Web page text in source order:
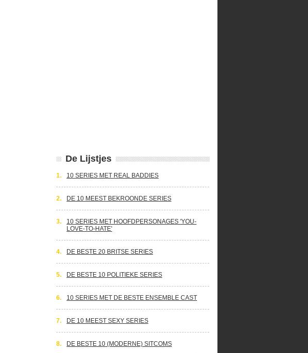
De Lijstjes
1. 10 SERIES MET REAL BADDIES
2. DE 10 MEEST BEKROONDE SERIES
3.
10 SERIES MET HOOFDPERSONAGES 'YOU-
LOVE-TO-HATE'
4. DE BESTE 20 BRITSE SERIES
5. DE BESTE 10 POLITIEKE SERIES
6. 10 SERIES MET DE BESTE ENSEMBLE CAST
7. DE 10 MEEST SEXY SERIES
8. DE BESTE 10 (MODERNE) SITCOMS